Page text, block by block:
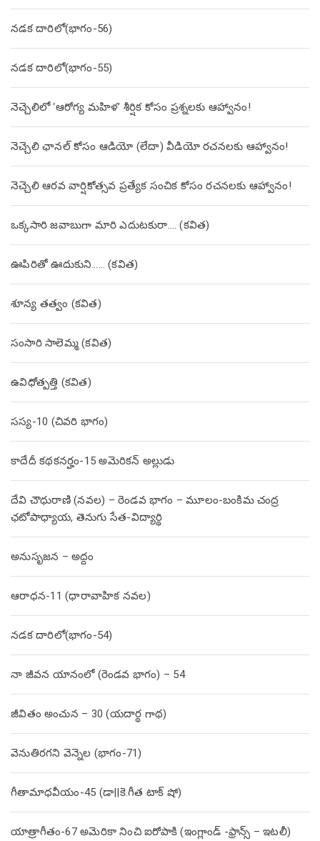
నడక దారిలో(భాగం-56)
నడక దారిలో(భాగం-55)
నెచ్చెలిలో ‘ఆరోగ్య మహిళ’ శీర్షిక కోసం ప్రశ్నలకు ఆహ్వానం!
నెచ్చెలి ఛానల్ కోసం ఆడియో (లేదా) వీడియో రచనలకు ఆహ్వానం!
నెచ్చెలి ఆరవ వార్షికోత్సవ ప్రత్యేక సంచిక కోసం రచనలకు ఆహ్వానం!
ఒక్కసారి జవాబుగా మారి ఎదుటకురా…. (కవిత)
ఊపిరితో ఊదుకుని…… (కవిత)
శూన్య తత్వం (కవిత)
సంసారి సాలెమ్మ (కవిత)
ఉవిధోత్పత్తి (కవిత)
సస్య-10 (చివరి భాగం)
కాదేదీ కథకనర్హం-15 అమెరికన్ అల్లుడు
దేవి చౌధురాణి (నవల) – రెండవ భాగం – మూలం-బంకిమ చంద్ర
ఛటోపాధ్యాయ, తెనుగు సేత-విద్యార్థి
అనుసృజన – అద్దం
ఆరాధన-11 (ధారావాహిక నవల)
నడక దారిలో(భాగం-54)
నా జీవన యానంలో (రెండవ భాగం) – 54
జీవితం అంచున – 30 (యదార్థ గాథ)
వెనుతిరగని వెన్నెల (భాగం-71)
గీతామాధవీయం-45 (డా||కె.గీత టాక్ షో)
యాత్రాగీతం-67 అమెరికా నించి ఐరోపాకి (ఇంగ్లాండ్ -ఫ్రాన్స్ – ఇటలీ)